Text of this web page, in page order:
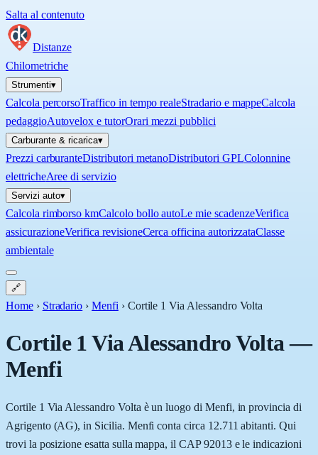
Salta al contenuto
Distanze
Chilometriche
Strumenti▾
Calcola percorsoTraffico in tempo realeStradario e mappeCalcola
pedaggioAutovelox e tutorOrari mezzi pubblici
Carburante & ricarica▾
Prezzi carburanteDistributori metanoDistributori GPLColonnine
elettricheAree di servizio
Servizi auto▾
Calcola rimborso kmCalcolo bollo autoLe mie scadenzeVerifica
assicurazioneVerifica revisioneCerca officina autorizzataClasse
ambientale
🔗
Home › Stradario › Menfi › Cortile 1 Via Alessandro Volta
Cortile 1 Via Alessandro Volta—
Menfi
Cortile 1 Via Alessandro Volta è un luogo di Menfi, in provincia di
Agrigento (AG), in Sicilia. Menfi conta circa 12.711 abitanti. Qui
trovi la posizione esatta sulla mappa, il CAP 92013 e le indicazioni